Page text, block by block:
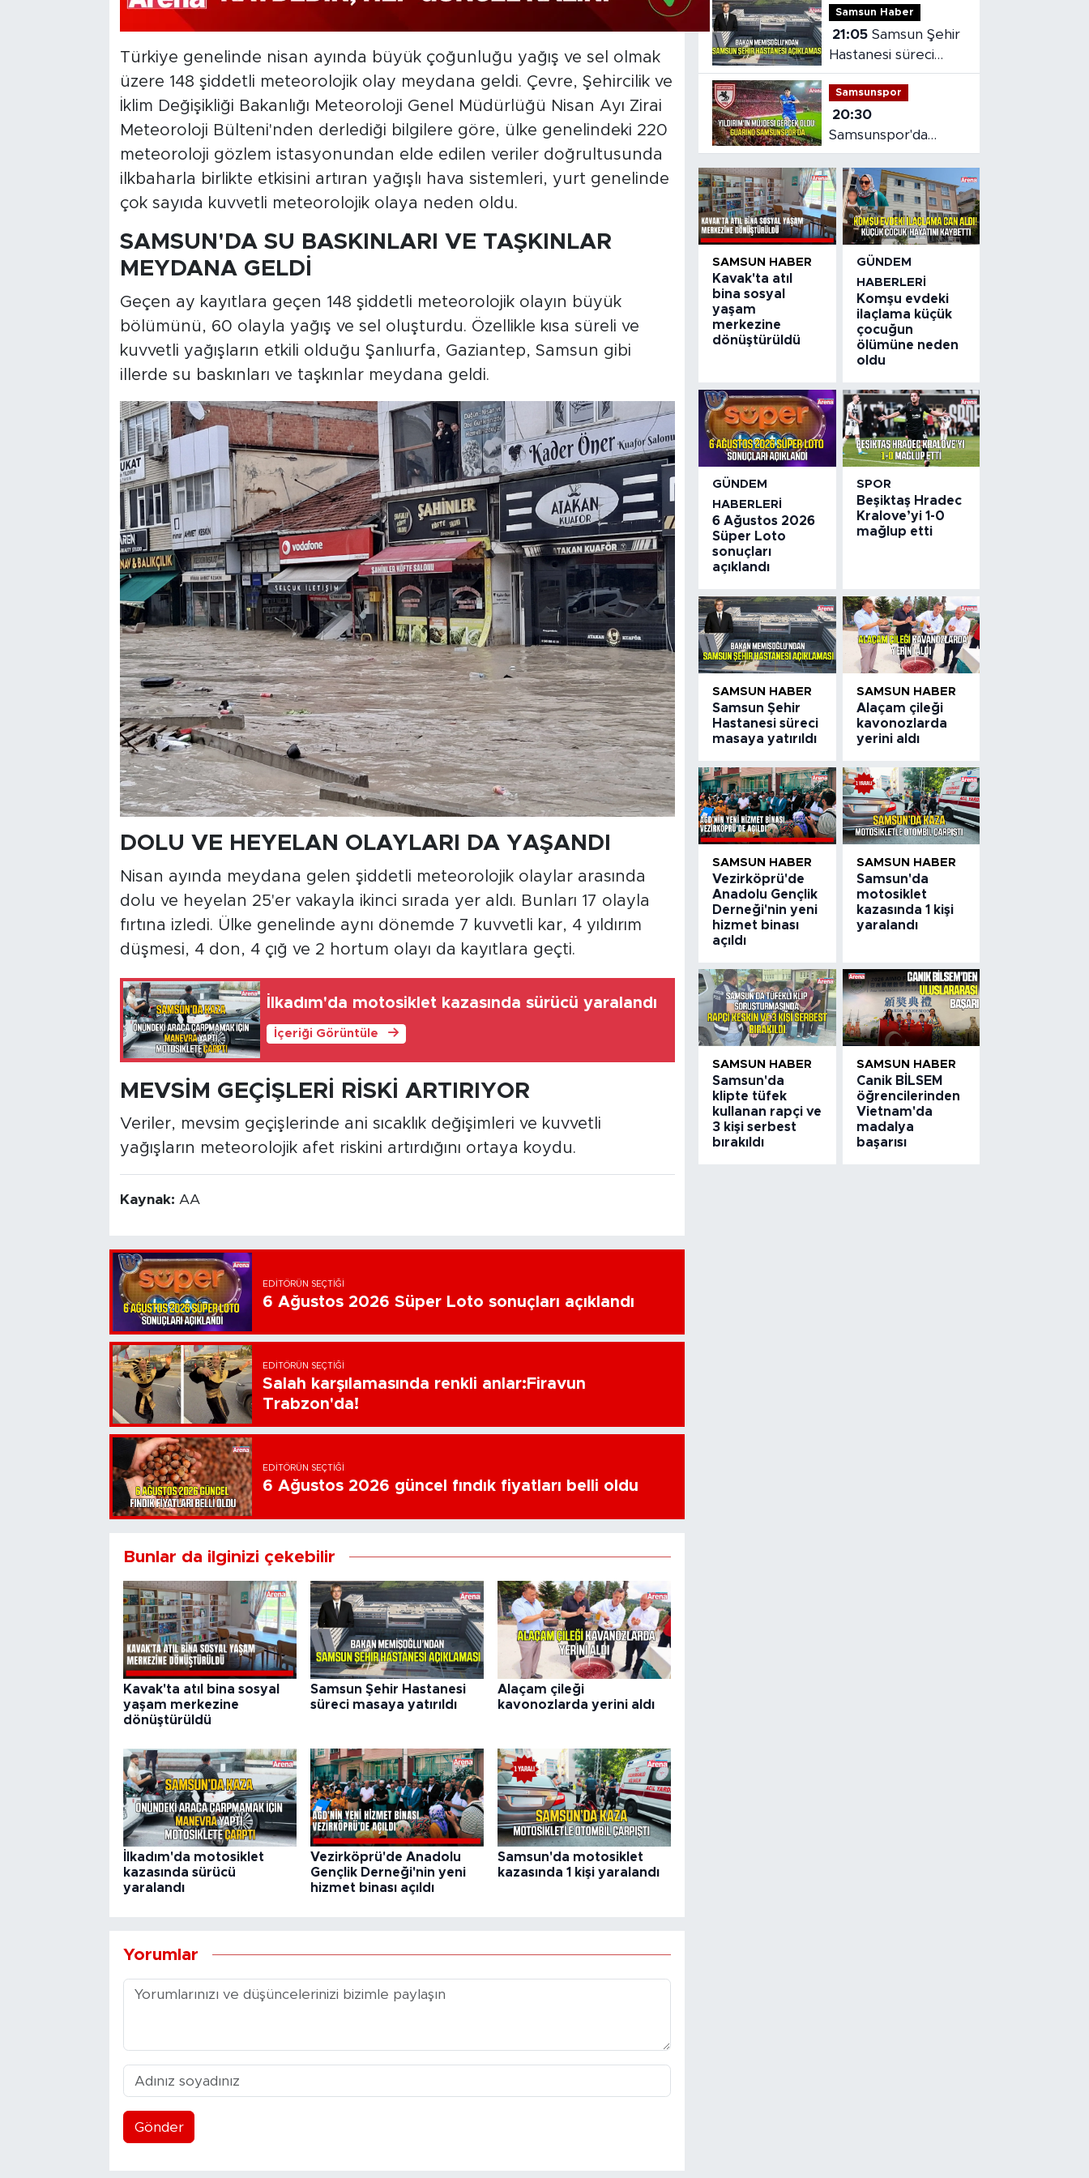
Türkiye genelinde nisan ayında büyük çoğunluğu yağış ve sel olmak
üzere 148 şiddetli meteorolojik olay meydana geldi. Çevre, Şehircilik ve
İklim Değişikliği Bakanlığı Meteoroloji Genel Müdürlüğü Nisan Ayı Zirai
Meteoroloji Bülteni'nden derlediği bilgilere göre, ülke genelindeki 220
meteoroloji gözlem istasyonundan elde edilen veriler doğrultusunda
ilkbaharla birlikte etkisini artıran yağışlı hava sistemleri, yurt genelinde
çok sayıda kuvvetli meteorolojik olaya neden oldu.
SAMSUN'DA SU BASKINLARI VE TAŞKINLAR
MEYDANA GELDİ
Geçen ay kayıtlara geçen 148 şiddetli meteorolojik olayın büyük
bölümünü, 60 olayla yağış ve sel oluşturdu. Özellikle kısa süreli ve
kuvvetli yağışların etkili olduğu Şanlıurfa, Gaziantep, Samsun gibi
illerde su baskınları ve taşkınlar meydana geldi.
DOLU VE HEYELAN OLAYLARI DA YAŞANDI
Nisan ayında meydana gelen şiddetli meteorolojik olaylar arasında
dolu ve heyelan 25'er vakayla ikinci sırada yer aldı. Bunları 17 olayla
fırtına izledi. Ülke genelinde aynı dönemde 7 kuvvetli kar, 4 yıldırım
düşmesi, 4 don, 4 çığ ve 2 hortum olayı da kayıtlara geçti.
İlkadım'da motosiklet kazasında sürücü yaralandı
İçeriği Görüntüle
MEVSİM GEÇİŞLERİ RİSKİ ARTIRIYOR
Veriler, mevsim geçişlerinde ani sıcaklık değişimleri ve kuvvetli
yağışların meteorolojik afet riskini artırdığını ortaya koydu.
Kaynak: AA
EDITÖRÜN SEÇTIĞI
6 Ağustos 2026 Süper Loto sonuçları açıklandı
EDITÖRÜN SEÇTIĞI
Salah karşılamasında renkli anlar:Firavun
Trabzon'da!
EDITÖRÜN SEÇTIĞI
6 Ağustos 2026 güncel fındık fiyatları belli oldu
Bunlar da ilginizi çekebilir
Kavak'ta atıl bina sosyal
yaşam merkezine
dönüştürüldü
Samsun Şehir Hastanesi
süreci masaya yatırıldı
Alaçam çileği
kavonozlarda yerini aldı
İlkadım'da motosiklet
kazasında sürücü
yaralandı
Vezirköprü'de Anadolu
Gençlik Derneği'nin yeni
hizmet binası açıldı
Samsun'da motosiklet
kazasında 1 kişi yaralandı
Yorumlar
Gönder
Samsun Haber
21:05 Samsun Şehir
Hastanesi süreci
masaya yatırıldı
Samsunspor
20:30
Samsunspor'da
Gabriele dönemi
başladı
SAMSUN HABER
Kavak'ta atıl
bina sosyal
yaşam
merkezine
dönüştürüldü
GÜNDEM
HABERLERI
Komşu evdeki
ilaçlama küçük
çocuğun
ölümüne neden
oldu
GÜNDEM
HABERLERI
6 Ağustos 2026
Süper Loto
sonuçları
açıklandı
SPOR
Beşiktaş Hradec
Kralove’yi 1-0
mağlup etti
SAMSUN HABER
Samsun Şehir
Hastanesi süreci
masaya yatırıldı
SAMSUN HABER
Alaçam çileği
kavonozlarda
yerini aldı
SAMSUN HABER
Vezirköprü'de
Anadolu Gençlik
Derneği'nin yeni
hizmet binası
açıldı
SAMSUN HABER
Samsun'da
motosiklet
kazasında 1 kişi
yaralandı
SAMSUN HABER
Samsun'da
klipte tüfek
kullanan rapçi ve
3 kişi serbest
bırakıldı
SAMSUN HABER
Canik BİLSEM
öğrencilerinden
Vietnam'da
madalya
başarısı